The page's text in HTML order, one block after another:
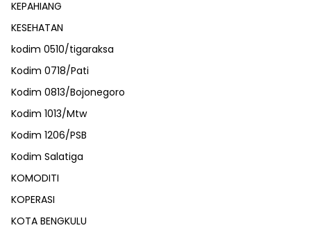
KEPAHIANG
KESEHATAN
kodim 0510/tigaraksa
Kodim 0718/Pati
Kodim 0813/Bojonegoro
Kodim 1013/Mtw
Kodim 1206/PSB
Kodim Salatiga
KOMODITI
KOPERASI
KOTA BENGKULU